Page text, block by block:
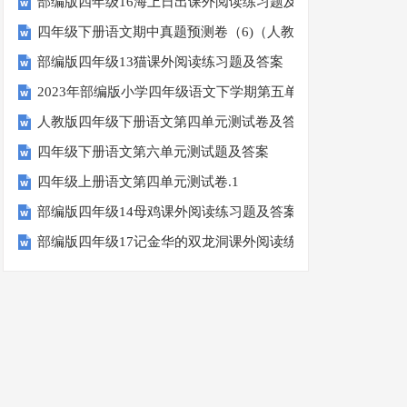
四年级下册语文期中真题预测卷（6)（人教部编版，含答案）
部编版四年级13猫课外阅读练习题及答案
2023年部编版小学四年级语文下学期第五单元测试卷
人教版四年级下册语文第四单元测试卷及答案
四年级下册语文第六单元测试题及答案
四年级上册语文第四单元测试卷.1
部编版四年级14母鸡课外阅读练习题及答案
部编版四年级17记金华的双龙洞课外阅读练习题及答案